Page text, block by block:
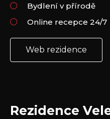
Bydlení v přírodě
Online recepce 24/7
Web rezidence
Rezidence